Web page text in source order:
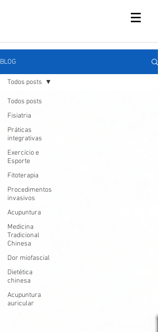
BLOG
Todos posts
Fisiatria
Práticas
integrativas
Exercício e
Esporte
Fitoterapia
Procedimentos
invasivos
Acupuntura
Medicina
Tradicional
Chinesa
Dor miofascial
Dietética
chinesa
Acupuntura
auricular
Todos posts